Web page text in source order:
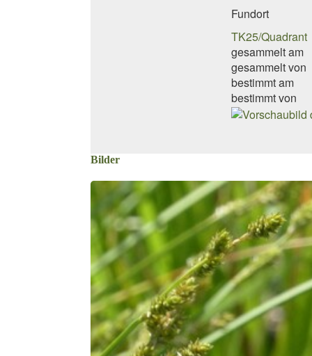
Fundort
TK25/Quadrant
gesammelt am
gesammelt von
bestimmt am
bestimmt von
Bilder